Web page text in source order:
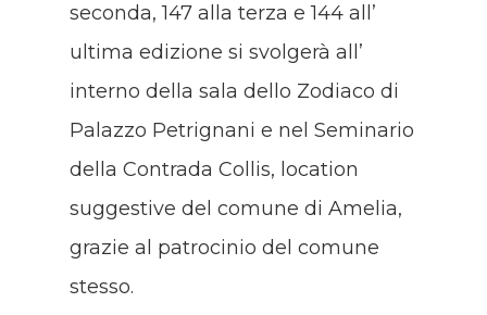
seconda, 147 alla terza e 144 all’
ultima edizione si svolgerà all’
interno della sala dello Zodiaco di
Palazzo Petrignani e nel Seminario
della Contrada Collis, location
suggestive del comune di Amelia,
grazie al patrocinio del comune
stesso.